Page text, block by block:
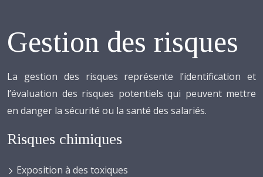
Gestion des risques
La gestion des risques représente l’identification et
l’évaluation des risques potentiels qui peuvent mettre
en danger la sécurité ou la santé des salariés.
Risques chimiques
Exposition à des toxiques